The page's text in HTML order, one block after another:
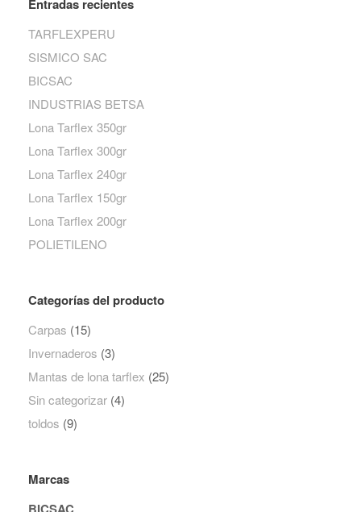
Entradas recientes
TARFLEXPERU
SISMICO SAC
BICSAC
INDUSTRIAS BETSA
Lona Tarflex 350gr
Lona Tarflex 300gr
Lona Tarflex 240gr
Lona Tarflex 150gr
Lona Tarflex 200gr
POLIETILENO
Categorías del producto
Carpas (15)
Invernaderos (3)
Mantas de lona tarflex (25)
Sin categorizar (4)
toldos (9)
Marcas